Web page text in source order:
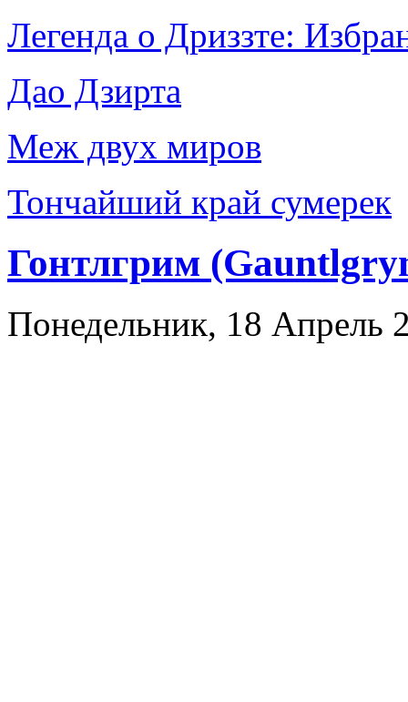
Легенда о Дриззте:
Дао Дзирта
Меж двух миров
Тончайший край сумерек
Гонтлгрим
Понедельник, 18 Апрель